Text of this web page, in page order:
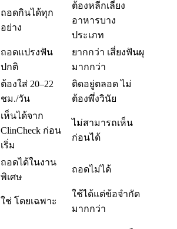
ถอดกินได้ทุก
อย่าง
ต้องหลีกเลี่ยง
อาหารบาง
ประเภท
ถอดแปรงฟัน
ปกติ
ยากกว่า เสี่ยงฟันผุ
มากกว่า
ต้องใส่ 20–22
ชม./วัน
ติดอยู่ตลอด ไม่
ต้องพึ่งวินัย
เห็นได้จาก
ClinCheck ก่อน
เริ่ม
ไม่สามารถเห็น
ก่อนได้
ถอดได้ในงาน
พิเศษ
ถอดไม่ได้
ใช่ โดยเฉพาะ
ใช้ได้แต่ข้อจำกัด
มากกว่า